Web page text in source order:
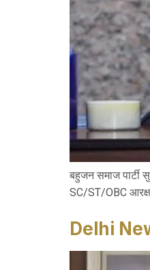
बहुजन समाज पार्टी
SC/ST/OBC
Delhi New